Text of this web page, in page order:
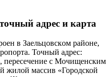
адрес и карта
в Заельцовском районе,
Точный адрес:
пересечение с Мочищенским
массив «Городской